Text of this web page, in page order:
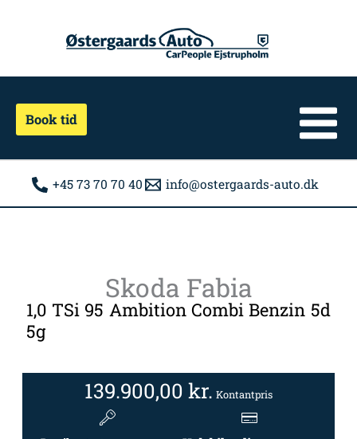
Book tid
+45 73 70 70 40 info@ostergaards-auto.dk
Skoda Fabia
1,0 TSi 95 Ambition Combi Benzin 5d
5g
139.900,00 kr. Kontantpris